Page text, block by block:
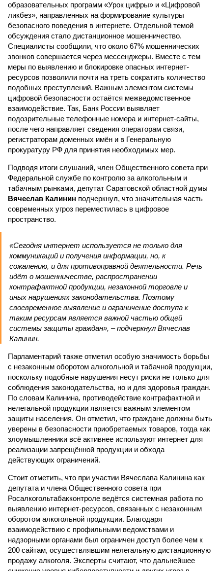
образовательных программ «Урок цифры» и «Цифровой
ликбез», направленных на формирование культуры
безопасного поведения в интернете. Отдельной темой
обсуждения стало дистанционное мошенничество.
Специалисты сообщили, что около 67% мошеннических
звонков совершается через мессенджеры. Вместе с тем
меры по выявлению и блокировке опасных интернет-
ресурсов позволили почти на треть сократить количество
подобных преступлений. Важным элементом системы
цифровой безопасности остаётся межведомственное
взаимодействие. Так, Банк России выявляет
подозрительные телефонные номера и интернет-сайты,
после чего направляет сведения операторам связи,
регистраторам доменных имён и в Генеральную
прокуратуру РФ для принятия необходимых мер.
Подводя итоги слушаний, член Общественного совета при
Федеральной службе по контролю за алкогольным и
табачным рынками, депутат Саратовской областной думы
Вячеслав Калинин подчеркнул, что значительная часть
современных угроз переместилась в цифровое
пространство.
«Сегодня интернет используется не только для
коммуникаций и получения информации, но, к
сожалению, и для противоправной деятельности. Речь
идёт о мошенничестве, распространении
контрафактной продукции, незаконной торговле и
иных нарушениях законодательства. Поэтому
своевременное выявление и ограничение доступа к
таким ресурсам является важной частью общей
системы защиты граждан», – подчеркнул Вячеслав
Калинин.
Парламентарий также отметил особую значимость борьбы
с незаконным оборотом алкогольной и табачной продукции,
поскольку подобные нарушения несут риски не только для
соблюдения законодательства, но и для здоровья граждан.
По словам Калинина, противодействие контрафактной и
нелегальной продукции является важным элементом
защиты населения. Он отметил, что граждане должны быть
уверены в безопасности приобретаемых товаров, тогда как
злоумышленники всё активнее используют интернет для
реализации запрещённой продукции и обхода
действующих ограничений.
Стоит отметить, что при участии Вячеслава Калинина как
депутата и члена Общественного совета при
Росалкогольтабакконтроле ведётся системная работа по
выявлению интернет-ресурсов, связанных с незаконным
оборотом алкогольной продукции. Благодаря
взаимодействию с профильными ведомствами и
надзорными органами был ограничен доступ более чем к
200 сайтам, осуществлявшим нелегальную дистанционную
продажу алкоголя. Эксперты считают, что дальнейшее